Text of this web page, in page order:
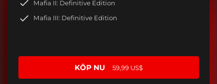
Mafia II: Definitive Edition
Mafia III: Definitive Edition
KÖP NU 59,99 US$